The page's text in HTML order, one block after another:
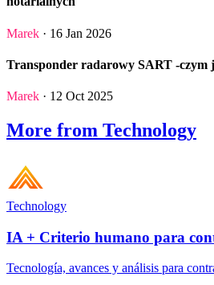
Marek · 16 Jan 2026
Transponder radarowy SART -czym
Marek · 12 Oct 2025
More from Technology
Technology
IA + Criterio humano para
Tecnología, avances y análisis para